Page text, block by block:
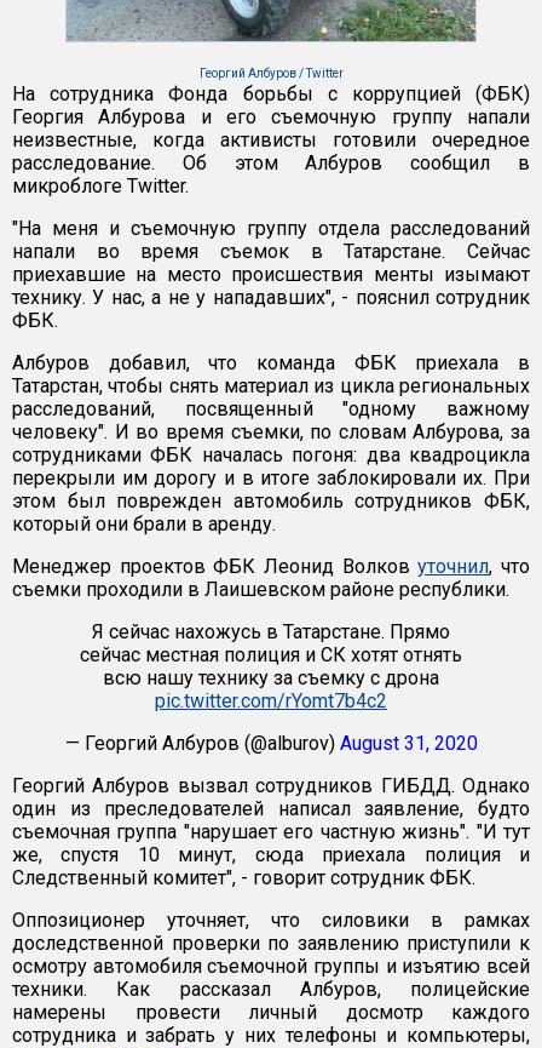
Георгий Албуров / Twitter
На сотрудника Фонда борьбы с коррупцией (ФБК)
Георгия Албурова и его съемочную группу напали
неизвестные, когда активисты готовили очередное
расследование. Об этом Албуров сообщил в
микроблоге Twitter.
"На меня и съемочную группу отдела расследований
напали во время съемок в Татарстане. Сейчас
приехавшие на место происшествия менты изымают
технику. У нас, а не у нападавших", - пояснил сотрудник
ФБК.
Албуров добавил, что команда ФБК приехала в
Татарстан, чтобы снять материал из цикла региональных
расследований, посвященный "одному важному
человеку". И во время съемки, по словам Албурова, за
сотрудниками ФБК началась погоня: два квадроцикла
перекрыли им дорогу и в итоге заблокировали их. При
этом был поврежден автомобиль сотрудников ФБК,
который они брали в аренду.
Менеджер проектов ФБК Леонид Волковуточнил, что
съемки проходили в Лаишевском районе республики.
Я сейчас нахожусь в Татарстане. Прямо
сейчас местная полиция и СК хотят отнять
всю нашу технику за съемку с дрона
pic.twitter.com/rYomt7b4c2
— Георгий Албуров (@alburov) August 31, 2020
Георгий Албуров вызвал сотрудников ГИБДД. Однако
один из преследователей написал заявление, будто
съемочная группа "нарушает его частную жизнь". "И тут
же, спустя 10 минут, сюда приехала полиция и
Следственный комитет", - говорит сотрудник ФБК.
Оппозиционер уточняет, что силовики в рамках
доследственной проверки по заявлению приступили к
осмотру автомобиля съемочной группы и изъятию всей
техники. Как рассказал Албуров, полицейские
намерены провести личный досмотр каждого
сотрудника и забрать у них телефоны и компьютеры,